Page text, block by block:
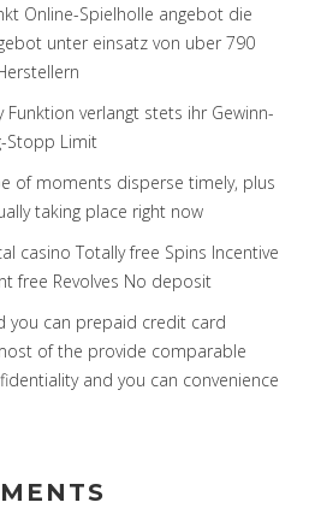
Online-Spielholle angebot die
unter einsatz von uber 790
verlangt stets ihr Gewinn-
Stopp Limit
of moments disperse timely, plus
taking place right now
casino Totally free Spins Incentive
free Revolves No deposit
you can prepaid credit card
of the provide comparable
and you can convenience